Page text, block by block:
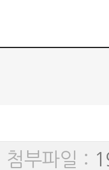
첨부파일 :